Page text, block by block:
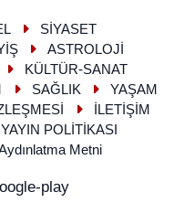
SİYASET
ASTROLOJİ
KÜLTÜR-SANAT
SAĞLIK
YAŞAM
İLETİŞİM
YAYIN POLİTİKASI
Metni